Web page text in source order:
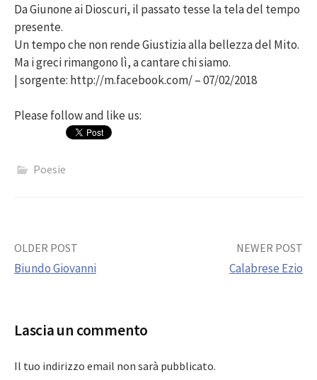
Da Giunone ai Dioscuri, il passato tesse la tela del tempo
presente.
Un tempo che non rende Giustizia alla bellezza del Mito.
Ma i greci rimangono lì, a cantare chi siamo.
| sorgente: http://m.facebook.com/ – 07/02/2018
Please follow and like us:
Poesie
Post
OLDER POST
Biundo Giovanni
NEWER POST
Calabrese Ezio
Lascia un commento
Il tuo indirizzo email non sarà pubblicato.